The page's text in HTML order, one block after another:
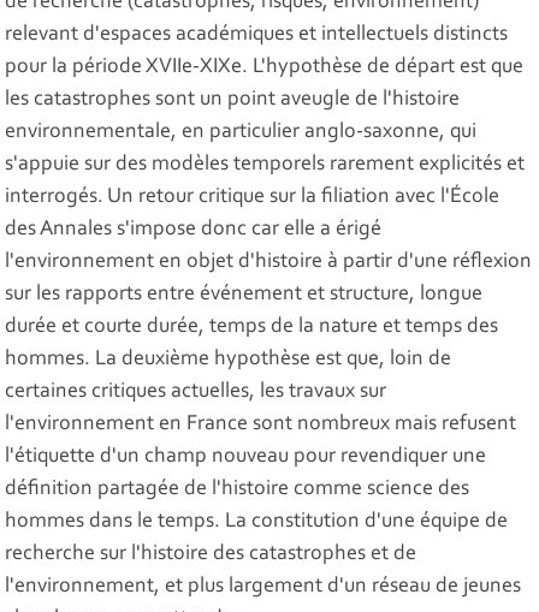
relevant d'espaces académiques et intellectuels distincts
pour la période XVIIe-XIXe. L'hypothèse de départ est que
les catastrophes sont un point aveugle de l'histoire
environnementale, en particulier anglo-saxonne, qui
s'appuie sur des modèles temporels rarement explicités et
interrogés. Un retour critique sur la filiation avec l'École
des Annales s'impose donc car elle a érigé
l'environnement en objet d'histoire à partir d'une réflexion
sur les rapports entre événement et structure, longue
durée et courte durée, temps de la nature et temps des
hommes. La deuxième hypothèse est que, loin de
certaines critiques actuelles, les travaux sur
l'environnement en France sont nombreux mais refusent
l'étiquette d'un champ nouveau pour revendiquer une
définition partagée de l'histoire comme science des
hommes dans le temps. La constitution d'une équipe de
recherche sur l'histoire des catastrophes et de
l'environnement, et plus largement d'un réseau de jeunes